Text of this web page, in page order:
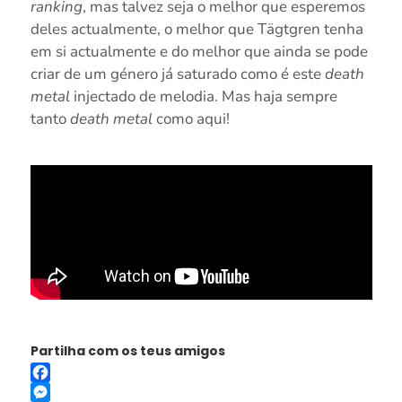
ranking, mas talvez seja o melhor que esperemos
deles actualmente, o melhor que Tägtgren tenha
em si actualmente e do melhor que ainda se pode
criar de um género já saturado como é estedeath
metalinjectado de melodia. Mas haja sempre
tantodeath metalcomo aqui!
Partilha com os teus amigos
Facebook